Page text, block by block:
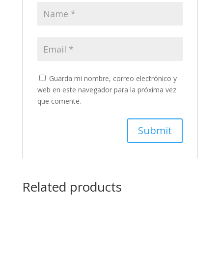
Guarda mi nombre, correo electrónico y
web en este navegador para la próxima vez
que comente.
Related products